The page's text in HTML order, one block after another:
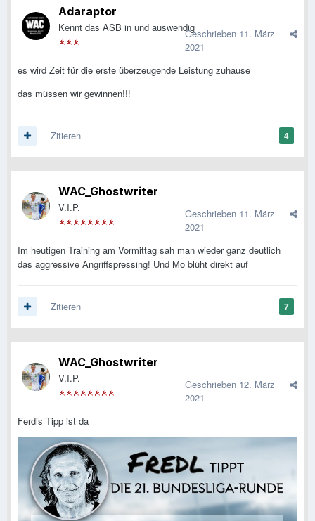
Adaraptor
Kennt das ASB in und auswendigGeschrieben 11. März
2021
es wird Zeit für die erste überzeugende Leistung zuhause
das müssen wir gewinnen!!!
4
Zitieren
WAC_Ghostwriter
V.I.P. Geschrieben 11. März
2021
Im heutigen Training am Vormittag sah man wieder ganz deutlich
das aggressive Angriffspressing! Und Mo blüht direkt auf
7
Zitieren
WAC_Ghostwriter
V.I.P. Geschrieben 12. März
2021
Ferdis Tipp ist da